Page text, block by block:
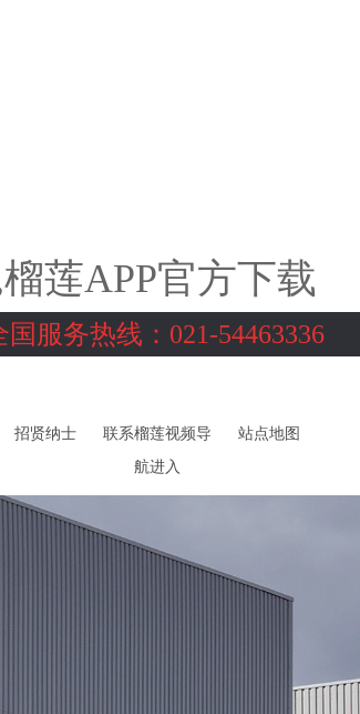
莲APP官方下载
服务热线： 021-54463336
招贤纳士
联系榴莲视频导
航进入
站点地图